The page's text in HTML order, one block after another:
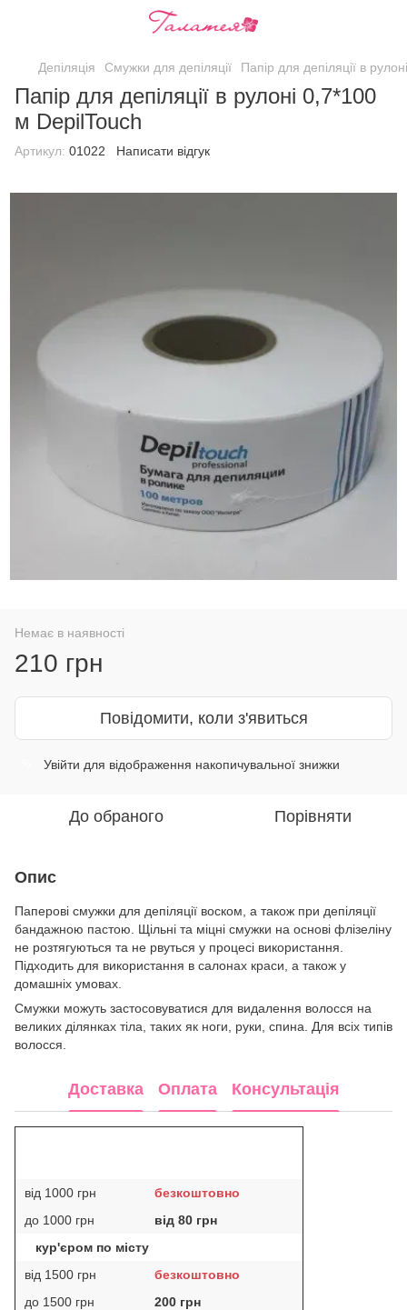
Депіляція Смужки для депіляції Папір для депіляції в
Папір для депіляції в рулоні 0,7*100
м DepilTouch
Артикул: 01022 Написати відгук
Немає в наявності
210 грн
Повідомити, коли з'явиться
Увійти для відображення накопичувальної знижки
До обраного Порівняти
Опис
Паперові смужки для депіляції воском, а також при депіляції
бандажною пастою. Щільні та міцні смужки на основі флізеліну
не розтягуються та не рвуться у процесі використання.
Підходить для використання в салонах краси, а також у
домашніх умовах.
Смужки можуть застосовуватися для видалення волосся на
великих ділянках тіла, таких як ноги, руки, спина. Для всіх типів
волосся.
Доставка Оплата Консультація
від 1000 грн
безкоштовно
до 1000 грн
від 80 грн
кур'єром по місту
від 1500 грн
безкоштовно
до 1500 грн
200 грн